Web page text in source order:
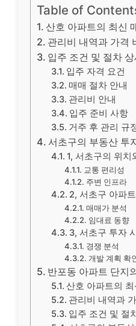
Table of
산호 아파트의 최신
관리비 내역과 가격
입주 조건 및 절차
입주 자격 요건
매매 절차 안내
관리비 안내
입주 준비 사항
거주 후 관리 규
서초구의 부동산 투
1, 서초구의 위치
교통 편리성
주변 인프라
2, 서초구 아파
매매가 분석
임대료 동향
3, 서초구 투자
경쟁 분석
개발 계획 확
반포동 아파트 단지
산호 아파트의
관리비 내역과
입주 조건 및 절